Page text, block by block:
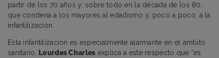
partir de los 70 años y, sobre todo en la década de los 80,
que condena a los mayores al edadismo y, poco a poco, a la
infantilización.
Esta infantilización es especialmente alarmante en el ámbito
sanitario.
Lourdes Charles explica a este respecto que “es